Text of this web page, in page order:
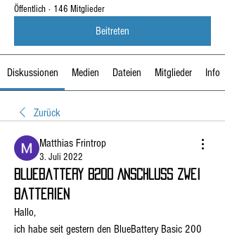
Öffentlich · 146 Mitglieder
Beitreten
Diskussionen Medien Dateien Mitglieder Info
Zurück
Matthias Frintrop
3. Juli 2022
BlueBattery B200 Anschluss zwei
Batterien
Hallo,
ich habe seit gestern den BlueBattery Basic 200